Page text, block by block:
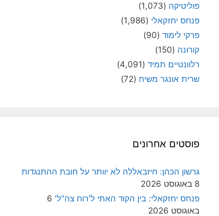
פוליטיקה (1,073)
פנחס יחזקאלי (1,986)
פרקי לימוד (90)
קורונה (150)
רלוונטיים תמיד (4,091)
שרית אונגר משיח (72)
פוסטים אחרונים
גרשון הכהן: חיזבאללה לא יוותר על חובת ההתנגדות
8 באוגוסט 2026
פנחס יחזקאלי: בין הקוד האתי ל'רוח צה"ל' 6
באוגוסט 2026